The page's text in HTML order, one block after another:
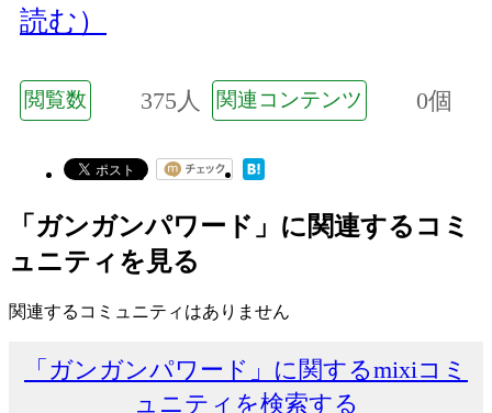
読む）
閲覧数 375人 関連コンテンツ 0個
「ガンガンパワード」に関連するコミ
ュニティを見る
関連するコミュニティはありません
「ガンガンパワード」に関するmixiコミ
ュニティを検索する